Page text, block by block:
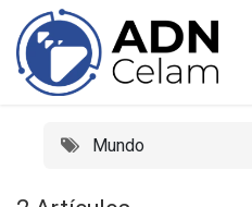
Ir al contenido
Mundo